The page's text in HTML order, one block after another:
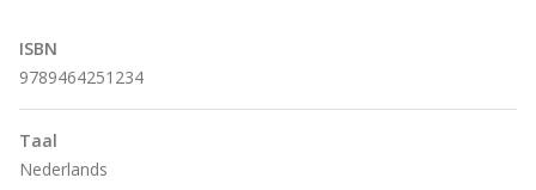
ISBN
9789464251234
Taal
Nederlands